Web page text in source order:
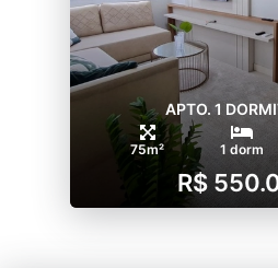
APTO. 1
75m² 1 dorm
R$